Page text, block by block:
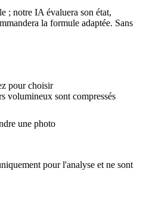
; notre IA évaluera son état,
la formule adaptée. Sans
pour choisir
volumineux sont compressés
une photo
pour l'analyse et ne sont